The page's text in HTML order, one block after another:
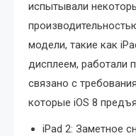
испытывали
модели, такие как
дисплеем, работали
связано с
которые iOS 8
iPad 2: Заметное